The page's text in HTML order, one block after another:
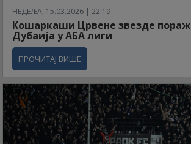
НЕДЕЉА, 15.03.2026 | 22:19
Кошаркаши Црвене звезде
Дубаија у АБА лиги
ПРОЧИТАЈ ВИШЕ